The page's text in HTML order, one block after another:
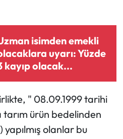
isimden emekli
uyarı: Yüzde
kayıp olacak...
" 08.09.1999 tarihi
ürün bedelinden
olanlar bu